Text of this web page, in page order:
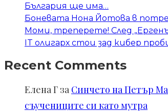
България ще има…
Боневата Нона Йотова в
Моми, треперете! След
IT олигарх стои зад кибер
Recent Comments
Елена Г за Синчето на Петър
съучениците си като мутра